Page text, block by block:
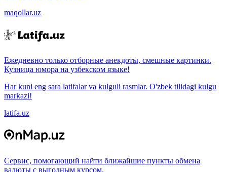
maqollar.uz
Ежедневно только отборные анекдоты, смешные картинки.
Кузница юмора на узбекском языке!
Har kuni eng sara latifalar va kulguli rasmlar. O'zbek tilidagi kulgu
markazi!
latifa.uz
Сервис, помогающий найти ближайшие пункты обмена
валюты с выгодным курсом.